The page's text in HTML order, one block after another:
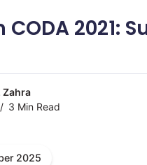
CODA 2021:
Zahra
3 Min Read
2025